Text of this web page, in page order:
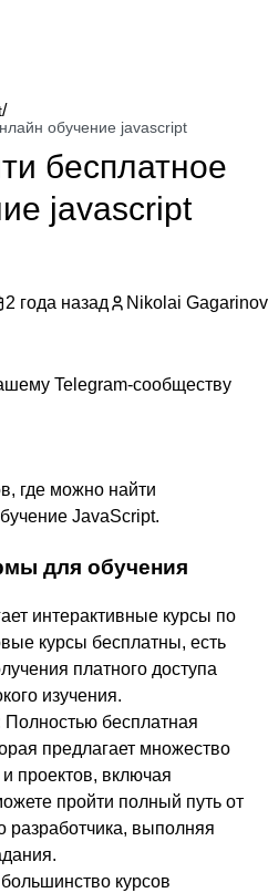
/
обучение javascript
бесплатное
javascript
2 года назад Nikolai Gagarinov
Telegram-сообществу
где можно найти
JavaScript.
для обучения
интерактивные курсы по
курсы бесплатны, есть
платного доступа
изучения.
Полностью бесплатная
предлагает множество
проектов, включая
пройти полный путь от
разработчика, выполняя
курсов